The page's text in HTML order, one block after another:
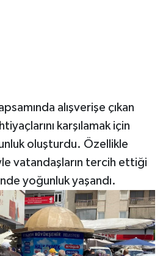
alışverişe çıkan
karşılamak için
oluşturdu. Özellikle
vatandaşların tercih ettiği
yoğunluk yaşandı.